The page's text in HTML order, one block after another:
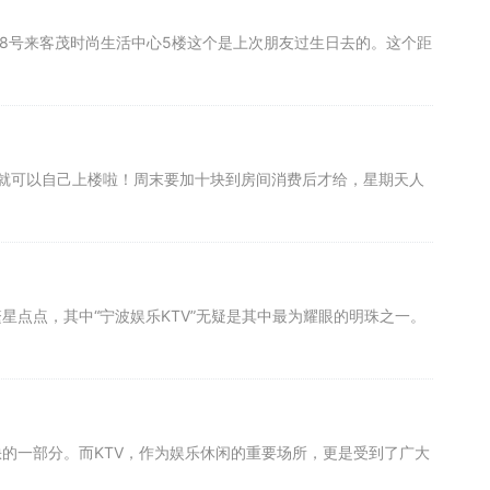
来客茂时尚生活中心5楼这个是上次朋友过生日去的。这个距
以自己上楼啦！周末要加十块到房间消费后才给，星期天人
，其中“宁波娱乐KTV”无疑是其中最为耀眼的明珠之一。
部分。而KTV，作为娱乐休闲的重要场所，更是受到了广大